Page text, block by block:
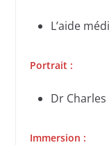
L’aide
Portrait :
Dr
Immersion :